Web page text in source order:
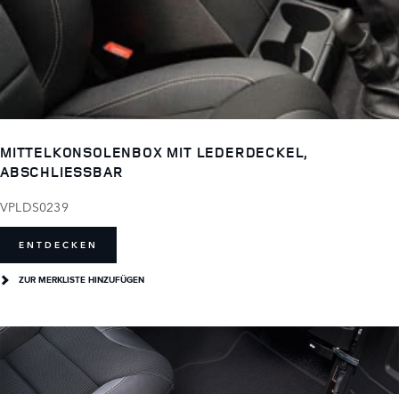
MITTELKONSOLENBOX MIT LEDERDECKEL,
ABSCHLIESSBAR
VPLDS0239
ENTDECKEN
ZUR MERKLISTE HINZUFÜGEN